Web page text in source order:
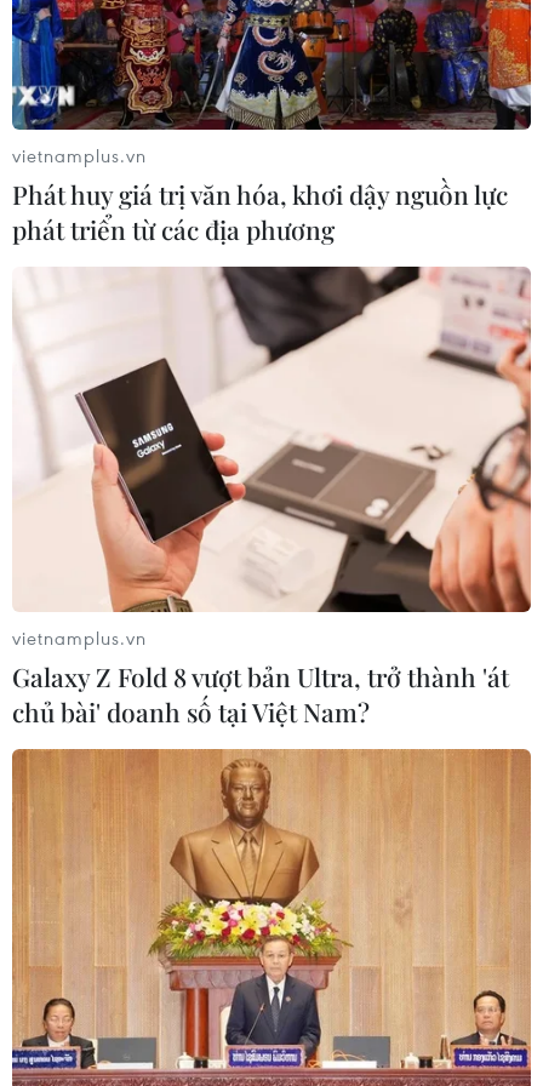
TIN CÙNG CHUYÊN MỤC
Bảo đảm an toàn hệ thống ngân
hàng và phát triển kinh tế số
09/08/2026 06:20
Trung Quốc công bố kế hoạch phát
triển ngành hàng không dân dụng
09/08/2026 05:12
vietnamplus.vn
Phát huy giá trị văn hóa, khơi dậy nguồn lực
phát triển từ các địa phương
vietnamplus.vn
Galaxy Z Fold 8 vượt bản Ultra, trở thành 'át
chủ bài' doanh số tại Việt Nam?